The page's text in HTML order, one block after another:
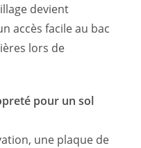
devient
accès facile au bac
lors de
pour un sol
une plaque de